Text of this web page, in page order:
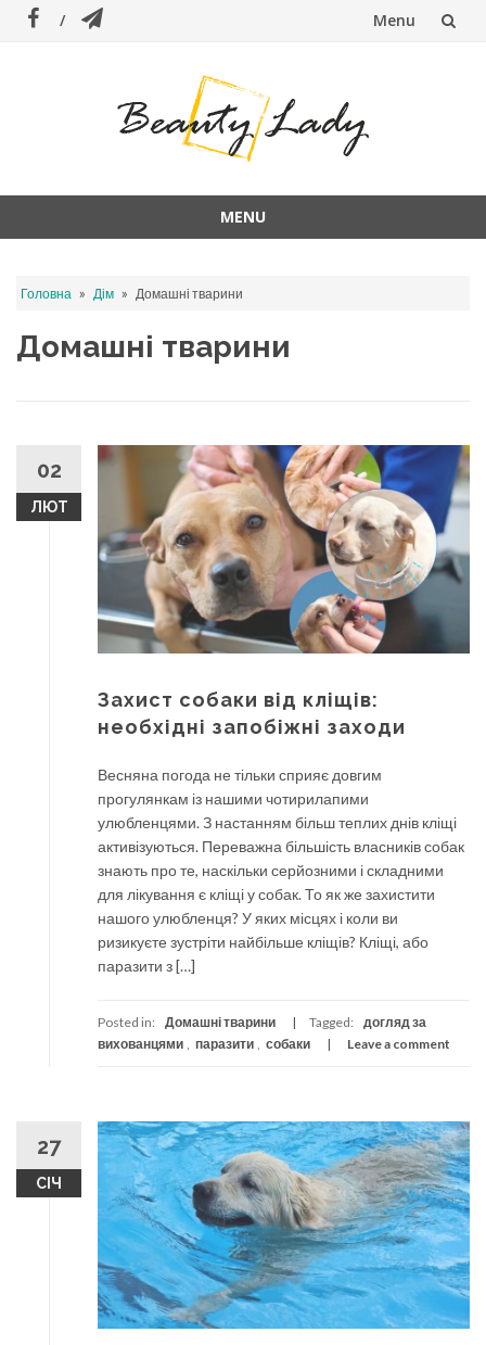
Menu
MENU
content
Головна » Дім » Домашні тварини
Домашні тварини
02
ЛЮТ
Захист собаки від кліщів:
необхідні запобіжні заходи
Весняна погода не тільки сприяє довгим
прогулянкам із нашими чотирилапими
улюбленцями. З настанням більш теплих днів кліщі
активізуються. Переважна більшість власників собак
знають про те, наскільки серйозними і складними
для лікування є кліщі у собак. То як же захистити
нашого улюбленця? У яких місцях і коли ви
ризикуєте зустріти найбільше кліщів? Кліщі, або
паразити з […]
Posted in: Домашні тварини Tagged:
догляд за
вихованцями
паразити собаки Leave a comment
27
СІЧ